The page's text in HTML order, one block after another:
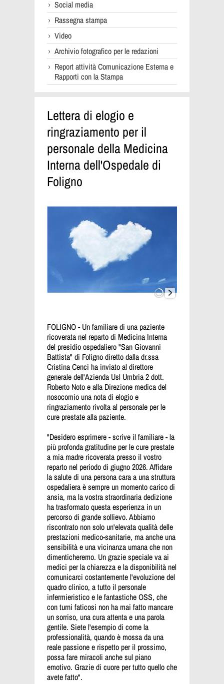
Social media
Rassegna stampa
Video
Archivio fotografico per le redazioni
Report attività Comunicazione Esterna e
Rapporti con la Stampa
Lettera di elogio e
ringraziamento per il
personale della Medicina
Interna dell'Ospedale di
Foligno
FOLIGNO - Un familiare di una paziente
ricoverata nel reparto di Medicina Interna
del presidio ospedaliero "San Giovanni
Battista" di Foligno diretto dalla dr.ssa
Cristina Cenci ha inviato al direttore
generale dell'Azienda Usl Umbria 2 dott.
Roberto Noto e alla Direzione medica del
nosocomio una nota di elogio e
ringraziamento rivolta al personale per le
cure prestate alla paziente.
"Desidero esprimere - scrive il familiare - la
più profonda gratitudine per le cure prestate
a mia madre ricoverata presso il vostro
reparto nel periodo di giugno 2026. Affidare
la salute di una persona cara a una struttura
ospedaliera è sempre un momento carico di
ansia, ma la vostra straordinaria dedizione
ha trasformato questa esperienza in un
percorso di grande sollievo. Abbiamo
riscontrato non solo un'elevata qualità delle
prestazioni medico-sanitarie, ma anche una
sensibilità e una vicinanza umana che non
dimenticheremo. Un grazie speciale va ai
medici per la chiarezza e la disponibilità nel
comunicarci costantemente l'evoluzione del
quadro clinico, a tutto il personale
infermieristico e le fantastiche OSS, che
con turni faticosi non ha mai fatto mancare
un sorriso, una cura attenta e una parola
gentile. Siete l'esempio di come la
professionalità, quando è mossa da una
reale passione e rispetto per il prossimo,
possa fare miracoli anche sul piano
emotivo. Grazie di cuore per tutto quello che
avete fatto".